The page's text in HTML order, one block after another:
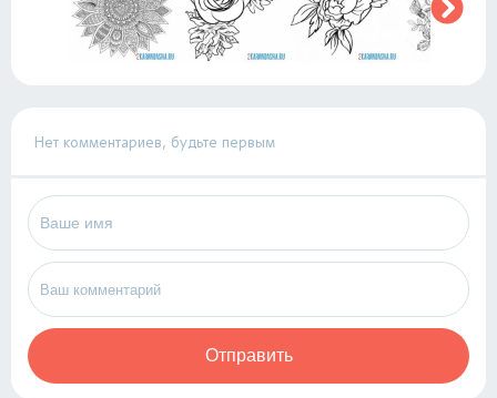
Нет комментариев, будьте первым
Отправить